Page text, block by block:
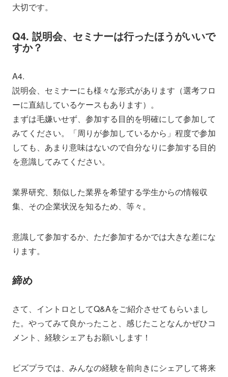
大切です。
Q4. 説明会、セミナーは行ったほうがいいで
すか？
A4.
説明会、セミナーにも様々な形式があります（選考フロ
ーに直結しているケースもあります）。
まずは毛嫌いせず、参加する目的を明確にして参加して
みてください。「周りが参加しているから」程度で参加
しても、あまり意味はないので自分なりに参加する目的
を意識してみてください。
業界研究、類似した業界を希望する学生からの情報収
集、その企業状況を知るため、等々。
意識して参加するか、ただ参加するかでは大きな差にな
ります。
締め
さて、イントロとしてQ&Aをご紹介させてもらいまし
た。やってみて良かったこと、感じたことなんかぜひコ
メント、経験シェアもお願いします！
ビズプラでは、みんなの経験を前向きにシェアして将来